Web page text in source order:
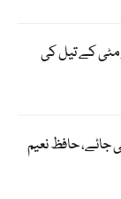
مٹی کے تیل کی
فی لیٹر کی جائے، حافظ نعیم